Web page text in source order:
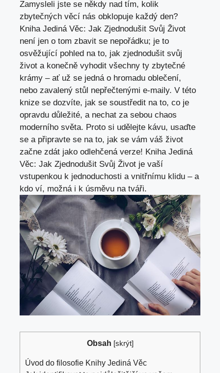
Zamysleli jste se někdy nad tím, kolik
zbytečných věcí nás obklopuje každý den?
Kniha Jediná Věc: Jak Zjednodušit Svůj Život
není jen o tom zbavit se nepořádku; je to
osvěžující pohled na to, jak zjednodušit svůj
život a konečně vyhodit všechny ty zbytečné
krámy – ať už se jedná o hromadu oblečení,
nebo zavalený stůl nepřečtenými e-maily. V této
knize se dozvíte, jak se soustředit na to, co je
opravdu důležité, a nechat za sebou chaos
moderního světa. Proto si udělejte kávu, usaďte
se a připravte se na to, jak se vám váš život
začne zdát jako odlehčená verze! Kniha Jediná
Věc: Jak Zjednodušit Svůj Život je vaší
vstupenkou k jednoduchosti a vnitřnímu klidu – a
kdo ví, možná i k úsměvu na tváři.
Obsah [skrýt]
Úvod do filosofie Knihy Jediná Věc